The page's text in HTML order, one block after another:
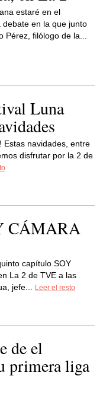
estaré en el
debate en la que junto
filólogo de la...
Luna
Estas navidades, entre
disfrutar por la 2 de
CÁMARA
capítulo SOY
La 2 de TVE a las
jefe...
Leer el resto
de el
primera liga